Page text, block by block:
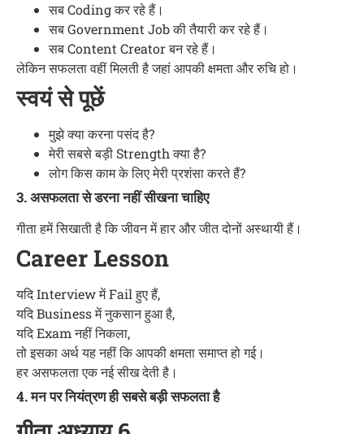
सब Coding कर रहे हैं।
सब Government Job की तैयारी कर रहे हैं।
सब Content Creator बन रहे हैं।
लेकिन सफलता वहीं मिलती है जहां आपकी क्षमता और रुचि हो।
स्वयं से पूछें
मुझे क्या करना पसंद है?
मेरी सबसे बड़ी Strength क्या है?
लोग किस काम के लिए मेरी प्रशंसा करते हैं?
3. असफलता से डरना नहीं सीखना चाहिए
गीता हमें सिखाती है कि जीवन में हार और जीत दोनों अस्थायी हैं।
Career Lesson
यदि Interview में Fail हुए हैं,
यदि Business में नुकसान हुआ है,
यदि Exam नहीं निकला,
तो इसका अर्थ यह नहीं कि आपकी क्षमता समाप्त हो गई।
हर असफलता एक नई सीख देती है।
4. मन पर नियंत्रण ही सबसे बड़ी सफलता है